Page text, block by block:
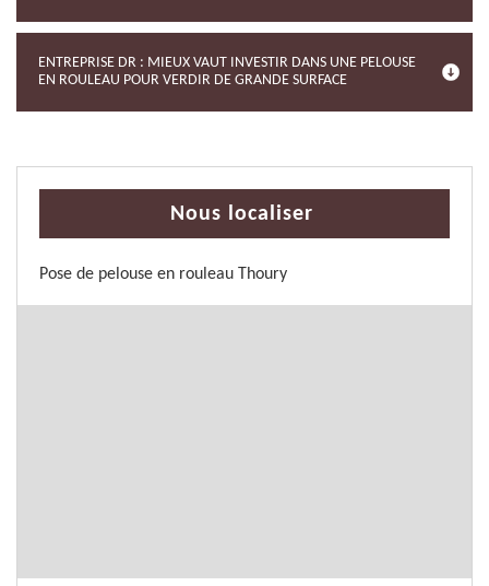
ENTREPRISE DR : MIEUX VAUT INVESTIR DANS UNE PELOUSE
EN ROULEAU POUR VERDIR DE GRANDE SURFACE
Nous localiser
Pose de pelouse en rouleau Thoury